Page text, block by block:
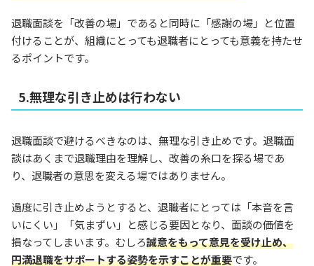
退職面談を「改善の場」であると同時に「感謝の場」と位置
付けることが、組織にとっても退職者にとっても意義を持たせ
るポイントです。
5.無理な引き止めは行わない
退職面談で避けるべきなのは、無理な引き止めです。退職面
談はあくまで退職理由を理解し、改善の糸口を探る場であ
り、退職者の意思を変える場ではありません。
過度に引き止めようとすると、退職者にとっては「本音を言
いにくい」「気まずい」と感じる要因となり、面談の価値を
損なってしまいます。むしろ誠意をもって意見を受け止め、
円満退職をサポートする姿勢を示すことが重要です。